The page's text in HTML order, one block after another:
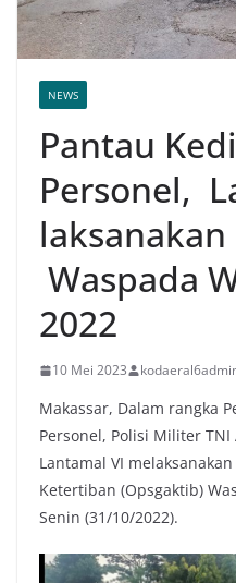
NEWS
Pantau
Personel,
Waspada
2022
10 Mei 2023
Makassar, Dalam rangka
Personel, Polisi Militer TNI
Lantamal VI
Ketertiban (Opsgaktib)
Senin (31/10/2022).